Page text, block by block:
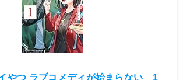
やつ ラブコメディが始まらない 1